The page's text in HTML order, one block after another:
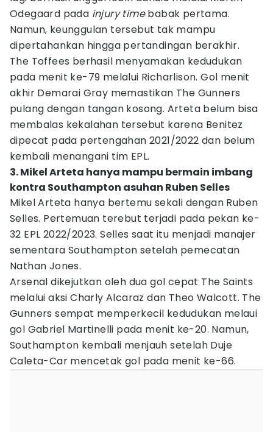
Odegaard pada injury timebabak pertama.
Namun, keunggulan tersebut tak mampu
dipertahankan hingga pertandingan berakhir.
The Toffees berhasil menyamakan kedudukan
pada menit ke-79 melalui Richarlison. Gol menit
akhir Demarai Gray memastikan The Gunners
pulang dengan tangan kosong. Arteta belum bisa
membalas kekalahan tersebut karena Benitez
dipecat pada pertengahan 2021/2022 dan belum
kembali menangani tim EPL.
3. Mikel Arteta hanya mampu bermain imbang
kontra Southampton asuhan Ruben Selles
Mikel Arteta hanya bertemu sekali dengan Ruben
Selles. Pertemuan terebut terjadi pada pekan ke-
32 EPL 2022/2023. Selles saat itu menjadi manajer
sementara Southampton setelah pemecatan
Nathan Jones.
Arsenal dikejutkan oleh dua gol cepat The Saints
melalui aksi Charly Alcaraz dan Theo Walcott. The
Gunners sempat memperkecil kedudukan melaui
gol Gabriel Martinelli pada menit ke-20. Namun,
Southampton kembali menjauh setelah Duje
Caleta-Car mencetak gol pada menit ke-66.